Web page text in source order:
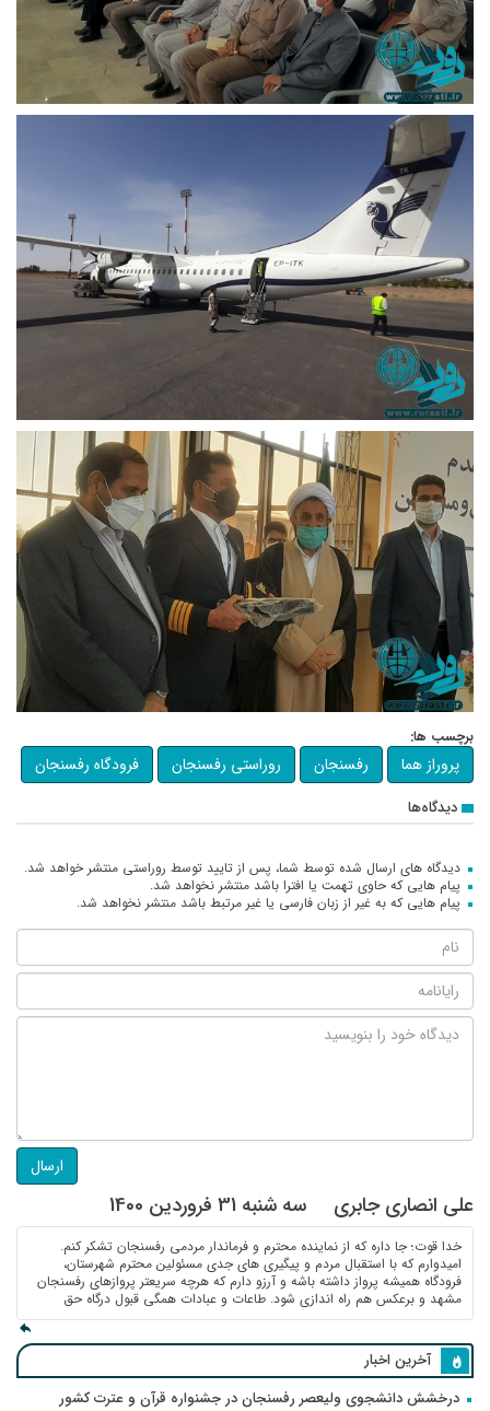
برچسب ها:
پروراز هما رفسنجان روراستی رفسنجان فرودگاه رفسنجان
دیدگاه‌ها
دیدگاه های ارسال شده توسط شما، پس از تایید توسط روراستی منتشر خواهد شد.
پیام هایی که حاوی تهمت یا افترا باشد منتشر نخواهد شد.
پیام هایی که به غیر از زبان فارسی یا غیر مرتبط باشد منتشر نخواهد شد.
ارسال
علی انصاری جابری سه شنبه 31 فروردین 1400
خدا قوت؛ جا داره که از نماینده محترم و فرماندار مردمی رفسنجان تشکر کنم.
امیدوارم که با استقبال مردم و پیگیری های جدی مسئولین محترم شهرستان،
فرودگاه همیشه پرواز داشته باشه و آرزو دارم که هرچه سریعتر پروازهای رفسنجان
مشهد و برعکس هم راه اندازی شود. طاعات و عبادات همگی قبول درگاه حق
آخرین اخبار
درخشش دانشجوی ولیعصر رفسنجان در جشنواره قرآن و عترت کشور